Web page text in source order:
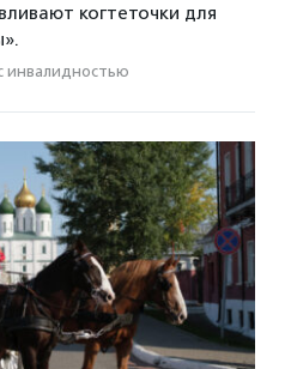
когтеточки для
инвалидностью